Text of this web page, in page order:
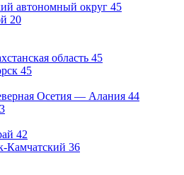
автономный округ 45
20
область 45
45
Осетия — Алания 44
42
Камчатский 36